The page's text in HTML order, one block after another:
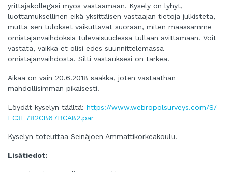
yrittäjäkollegasi myös vastaamaan. Kysely on lyhyt,
luottamuksellinen eikä yksittäisen vastaajan tietoja julkisteta,
mutta sen tulokset vaikuttavat suoraan, miten maassamme
omistajanvaihdoksia tulevaisuudessa tullaan avittamaan. Voit
vastata, vaikka et olisi edes suunnittelemassa
omistajanvaihdosta. Silti vastauksesi on tärkeä!
Aikaa on vain 20.6.2018 saakka, joten vastaathan
mahdollisimman pikaisesti.
Löydät kyselyn täältä: https://www.webropolsurveys.com/S/
EC3E782CB67BCA82.par
Kyselyn toteuttaa Seinäjoen Ammattikorkeakoulu.
Lisätiedot: